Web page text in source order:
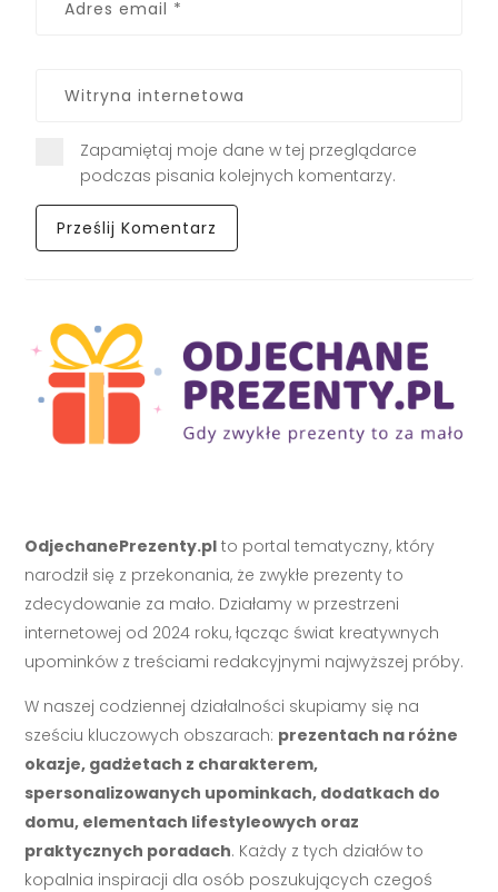
Zapamiętaj moje dane w tej przeglądarce
podczas pisania kolejnych komentarzy.
OdjechanePrezenty.pl to portal tematyczny, który
narodził się z przekonania, że zwykłe prezenty to
zdecydowanie za mało. Działamy w przestrzeni
internetowej od 2024 roku, łącząc świat kreatywnych
upominków z treściami redakcyjnymi najwyższej próby.
W naszej codziennej działalności skupiamy się na
sześciu kluczowych obszarach: prezentach na różne
okazje, gadżetach z charakterem,
spersonalizowanych upominkach, dodatkach do
domu, elementach lifestyleowych oraz
praktycznych poradach. Każdy z tych działów to
kopalnia inspiracji dla osób poszukujących czegoś